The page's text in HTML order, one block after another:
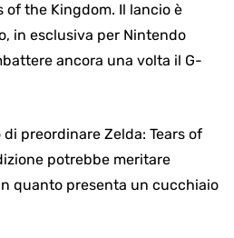
of the Kingdom. Il lancio è
in esclusiva per Nintendo
ancora una volta il G-
preordinare Zelda: Tears of
potrebbe meritare
quanto presenta un cucchiaio